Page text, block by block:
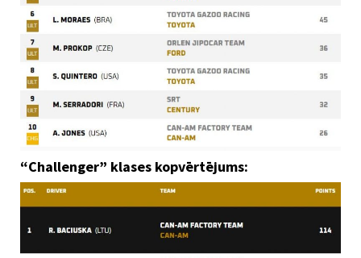
“Challenger” klases kopvērtējums: